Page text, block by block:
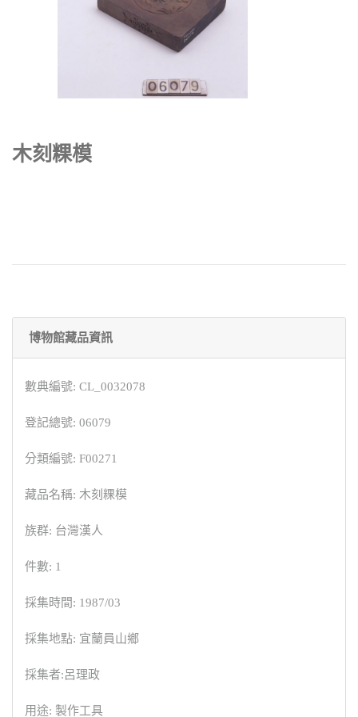
木刻粿模
博物館藏品資訊
數典編號: CL_0032078
登記總號: 06079
分類編號: F00271
藏品名稱: 木刻粿模
族群: 台灣漢人
件數: 1
採集時間: 1987/03
採集地點: 宜蘭員山鄉
採集者:呂理政
用途: 製作工具